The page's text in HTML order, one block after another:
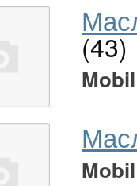
(43)
Mobil
Mobil